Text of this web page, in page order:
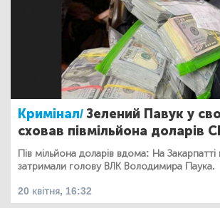
Кримінал/Зелений Павук у
сховав півмільйона доларів
Пів мільйона доларів вдома: На Закарпатті
затримали голову ВЛК Володимира Паука.
20 квітня, 16:32